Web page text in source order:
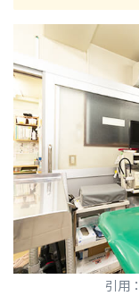
引用：